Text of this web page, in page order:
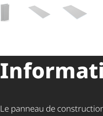
Le panneau de